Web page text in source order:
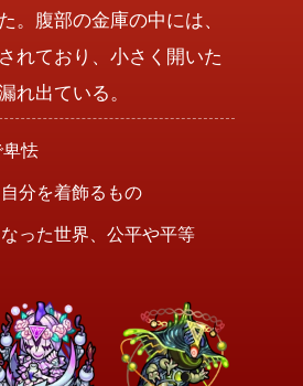
。腹部の金庫の中には、
れており、小さく開いた
れ出ている。
怯
分を着飾るもの
った世界、公平や平等